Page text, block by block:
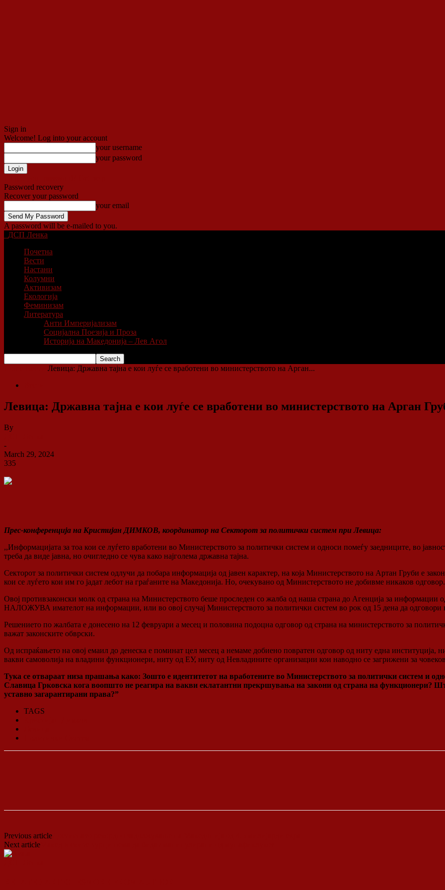
Sign in
Welcome! Log into your account
your username
your password
Password recovery
Recover your password
your email
A password will be e-mailed to you.
ДСП Ленка
Почетна
Вести
Настани
Колумни
Активизам
Екологија
Феминизам
Литература
Анти Империјализам
Социјална Поезија и Проза
Историја на Македонија – Лев Агол
Левица: Државна тајна е кои луѓе се вработени во министерството на Арган...
Левица: Државна тајна е кои луѓе се вработени во министерството на Арган
By
-
March 29, 2024
335
Прес-конференција на Кристијан ДИМКОВ, координатор на Секторот за политички систем при Левица:
,,Информацијата за тоа кои се луѓето вработени во Министерството за политички систем и односи помеѓу заедниците, во
треба да виде јавна, но очигледно се чува како најголема државна тајна.
Секторот за политички систем одлучи да побара информација од јавен карактер, на која Министерството на Артан Груби е
кои се луѓето кои им го јадат лебот на граѓаните на Македонија. Но, очекувано од Министерството не добивме никаков одговор.
Овој противзаконски молк од страна на Министерството беше проследен со жалба од наша страна до Агенција за информации
НАЛОЖУВА имателот на информации, или во овој случај Министерството за политички систем во рок од 15 дена да одговори
Решението по жалбата е донесено на 12 февруари а месец и половина подоцна одговор од страна на министерството за
важат законските обврски.
Од испраќањето на овој емаил до денеска е поминат цел месец а немаме добиено повратен одговор од ниту една институција,
вакви самоволија на владини функционери, ниту од ЕУ, ниту од Невладините организации кои наводно се загрижени за
Тука се отвараат низа прашања како: Зошто е идентитетот на вработените во Министерството за политички систем и
Славица Грковска кога воопшто не реагира на вакви еклатантни прекршувања на закони од страна на функционери?
уставно загарантирани права?”
TAGS
Previous article
Next article